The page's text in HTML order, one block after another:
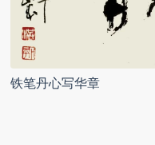
铁笔丹心写华章